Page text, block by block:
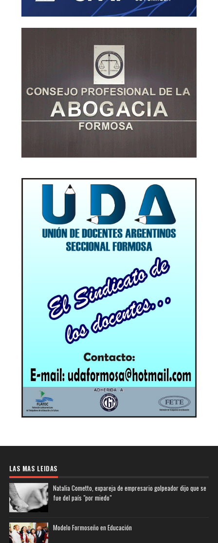
LAS MAS LEIDAS
Natalia Cometto, expareja de empresario golpeador dijo que se
fue del país "por miedo"
Modelo Formoseño en Educación